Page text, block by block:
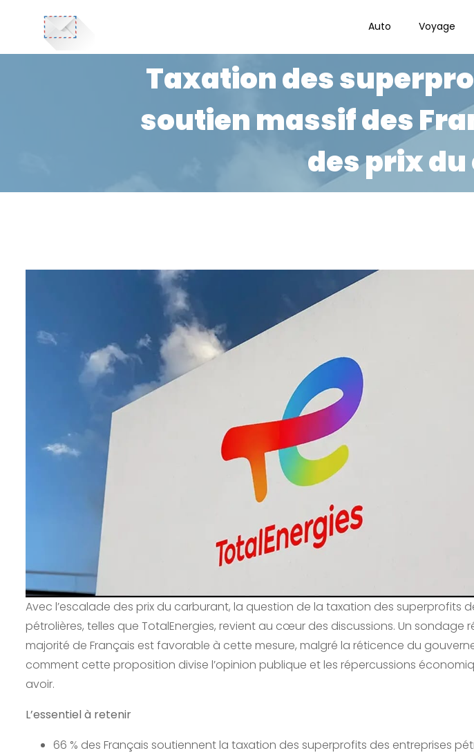
Auto Voyage
Taxation des
soutien massif des
des prix
Avec l’escalade des prix du carburant, la question de la taxation des superprofits
pétrolières, telles que TotalEnergies, revient au cœur des discussions. Un sondage
majorité de Français est favorable à cette mesure, malgré la réticence du
comment cette proposition divise l’opinion publique et les répercussions
avoir.
L’essentiel à retenir
66 % des Français soutiennent la taxation des superprofits des entreprises